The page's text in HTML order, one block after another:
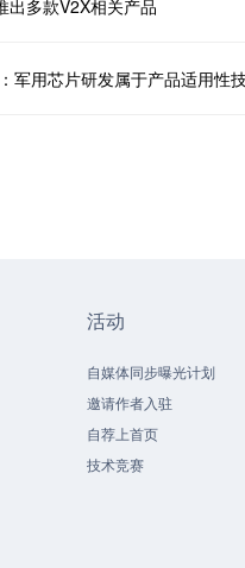
出多款V2X相关产品
活动
自媒体同步曝光计划
邀请作者入驻
自荐上首页
技术竞赛